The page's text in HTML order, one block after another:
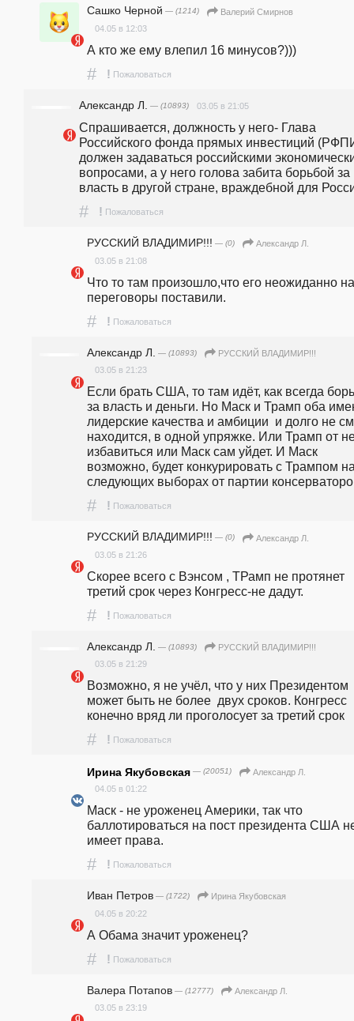
Сашко Черной — (1214)
Валерий Смирнов
04.05 в 12:03
А кто же ему влепил 16 минусов?)))
# ! Пожаловаться
Александр Л. — (10893) 03.05 в 21:05
Спрашивается, должность у него- Глава
Российского фонда прямых инвестиций
должен задаваться российскими
вопросами, а у него голова забита борьбой за
власть в другой стране, враждебной для
# ! Пожаловаться
РУССКИЙ ВЛАДИМИР!!! — (0)
Александр Л.
03.05 в 21:08
Что то там произошло,что его неожиданно на
переговоры поставили.
# ! Пожаловаться
Александр Л. — (10893)
РУССКИЙ ВЛАДИМИР!!!
03.05 в 21:23
Если брать США, то там идёт, как всегда
за власть и деньги. Но Маск и Трамп оба
лидерские качества и амбиции  и долго не
находится, в одной упряжке. Или Трамп от
избавиться или Маск сам уйдет. И Маск
возможно, будет конкурировать с Трампом
следующих выборах от партии
# ! Пожаловаться
РУССКИЙ ВЛАДИМИР!!! — (0)
Александр Л.
03.05 в 21:26
Скорее всего с Вэнсом , ТРамп не протянет
третий срок через Конгресс-не дадут.
# ! Пожаловаться
Александр Л. — (10893)
РУССКИЙ ВЛАДИМИР!!!
03.05 в 21:29
Возможно, я не учёл, что у них Президентом
может быть не более  двух сроков. Конгресс
конечно вряд ли проголосует за третий срок
# ! Пожаловаться
Ирина Якубовская — (20051)
Александр Л.
04.05 в 01:22
Маск - не уроженец Америки, так что
баллотироваться на пост президента США
имеет права.
# ! Пожаловаться
Иван Петров — (1722)
Ирина Якубовская
04.05 в 20:22
А Обама значит уроженец?
# ! Пожаловаться
Валера Потапов — (12777)
Александр Л.
03.05 в 23:19